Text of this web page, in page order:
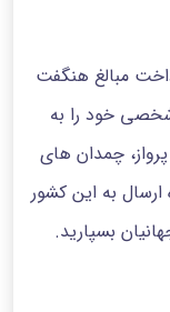
مبالغ هنگفت
شخصی خود را به
چمدان های
به این کشور
بسپارید.